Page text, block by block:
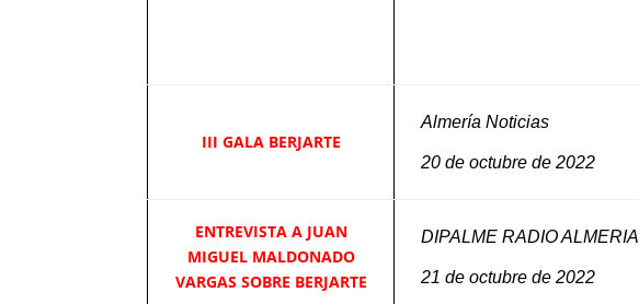
III GALA BERJARTE
Almería Noticias
20 de octubre de 2022
ENTREVISTA A JUAN
MIGUEL MALDONADO
VARGAS SOBRE BERJARTE
DIPALME RADIO ALMERIA
21 de octubre de 2022